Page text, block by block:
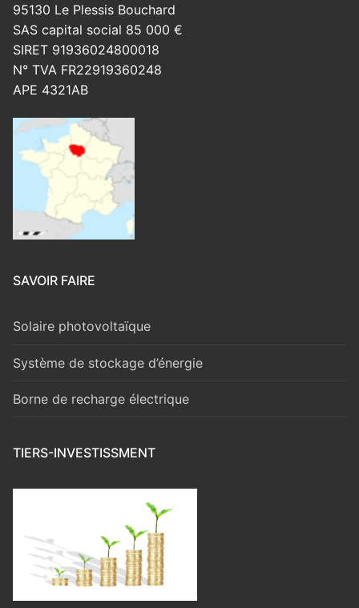
95130 Le Plessis Bouchard
SAS capital social 85 000 €
SIRET 91936024800018
N° TVA FR22919360248
APE 4321AB
SAVOIR FAIRE
Solaire photovoltaïque
Système de stockage d’énergie
Borne de recharge électrique
TIERS-INVESTISSMENT